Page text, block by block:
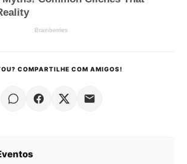
COMPARTILHE COM AMIGOS!